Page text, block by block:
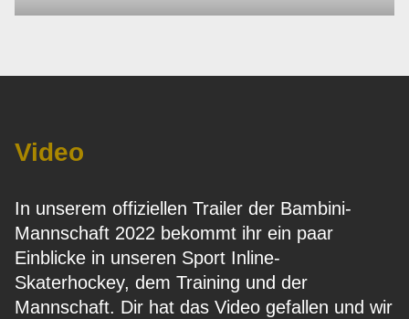
Video
In unserem offiziellen Trailer der Bambini-
Mannschaft 2022 bekommt ihr ein paar
Einblicke in unseren Sport Inline-
Skaterhockey, dem Training und der
Mannschaft. Dir hat das Video gefallen und wir